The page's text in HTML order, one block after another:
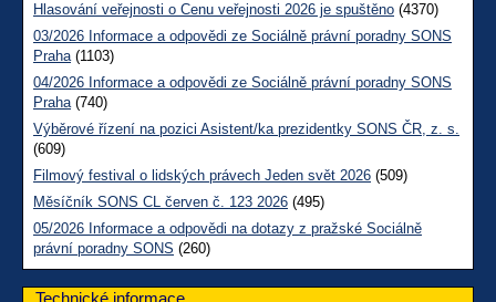
Hlasování veřejnosti o Cenu veřejnosti 2026 je spuštěno (4370)
03/2026 Informace a odpovědi ze Sociálně právní poradny SONS
Praha(1103)
04/2026 Informace a odpovědi ze Sociálně právní poradny SONS
Praha(740)
Výběrové řízení na pozici Asistent/ka prezidentky SONS ČR, z. s.
(609)
Filmový festival o lidských právech Jeden svět 2026 (509)
Měsíčník SONS CL červen č. 123 2026 (495)
05/2026 Informace a odpovědi na dotazy z pražské Sociálně
právní poradny SONS (260)